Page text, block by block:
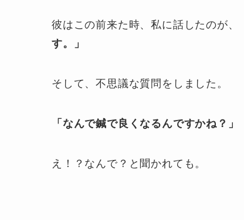
彼はこの前来た時、私に話したのが、
す。」
そして、不思議な質問をしました。
「なんで鍼で良くなるんですかね？」
え！？なんで？と聞かれても。